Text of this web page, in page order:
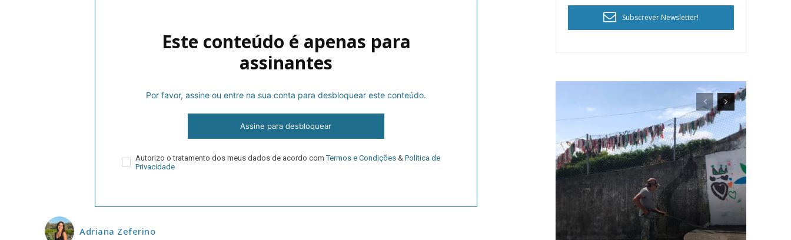
Planos de Assinatura
Faça-se assinante do Região de Cister e ajude-nos a manter este serviço público!
Este conteúdo é apenas para
assinantes
Por favor, assine ou entre na sua conta para desbloquear este conteúdo.
Assine para desbloquear
Autorizo o tratamento dos meus dados de acordo comTermos e Condições & Política de
Privacidade
Adriana Zeferino
Subscrever Newsletter!